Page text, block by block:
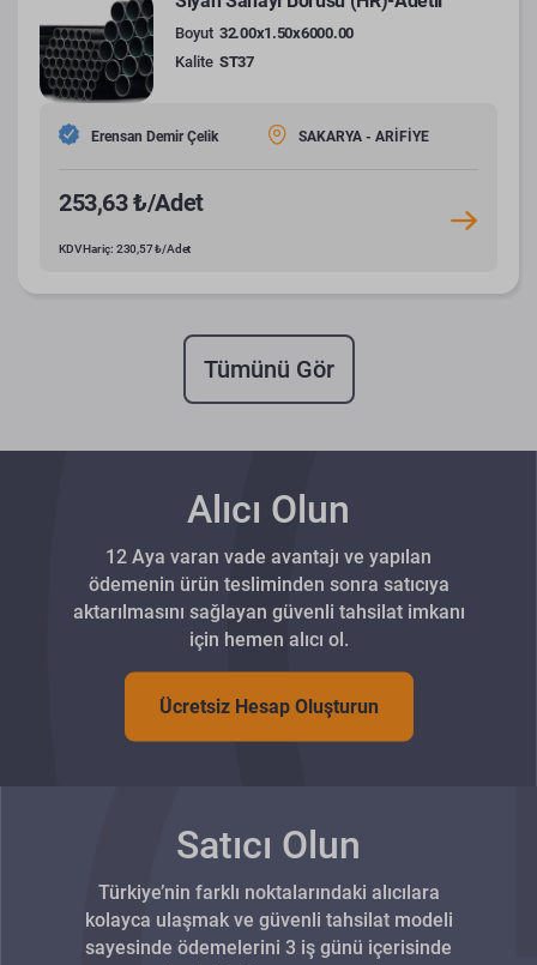
Boyut 32.00x1.50x6000.00
Kalite ST37
Erensan Demir Çelik SAKARYA - ARİFİYE
253,63 ₺/Adet
KDV Hariç: 230,57 ₺/Adet
Tümünü Gör
Alıcı Olun
12 Aya varan vade avantajı ve yapılan
ödemenin ürün tesliminden sonra satıcıya
aktarılmasını sağlayan güvenli tahsilat imkanı
için hemen alıcı ol.
Ücretsiz Hesap Oluşturun
Satıcı Olun
Türkiye’nin farklı noktalarındaki alıcılara
kolayca ulaşmak ve güvenli tahsilat modeli
sayesinde ödemelerini 3 iş günü içerisinde